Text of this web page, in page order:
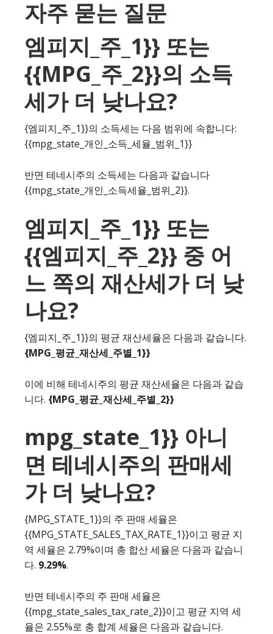
자주 묻는 질문
엠피지_주_1}} 또는
{{MPG_주_2}}의 소득
세가 더 낮나요?
{엠피지_주_1}}의 소득세는 다음 범위에 속합니다:
{{mpg_state_개인_소득_세율_범위_1}}
반면 테네시주의 소득세는 다음과 같습니다
{{mpg_state_개인_소득세율_범위_2}}.
엠피지_주_1}} 또는
{{엠피지_주_2}} 중 어
느 쪽의 재산세가 더 낮
나요?
{엠피지_주_1}}의 평균 재산세율은 다음과 같습니다.
{MPG_평균_재산세_주별_1}}
이에 비해 테네시주의 평균 재산세율은 다음과 같습
니다. {MPG_평균_재산세_주별_2}}
mpg_state_1}} 아니
면 테네시주의 판매세
가 더 낮나요?
{MPG_STATE_1}}의 주 판매 세율은
{{MPG_STATE_SALES_TAX_RATE_1}}이고 평균 지
역 세율은 2.79%이며 총 합산 세율은 다음과 같습니
다. 9.29%.
반면 테네시주의 주 판매 세율은
{{mpg_state_sales_tax_rate_2}}이고 평균 지역 세
율은 2.55%로 총 합계 세율은 다음과 같습니다.